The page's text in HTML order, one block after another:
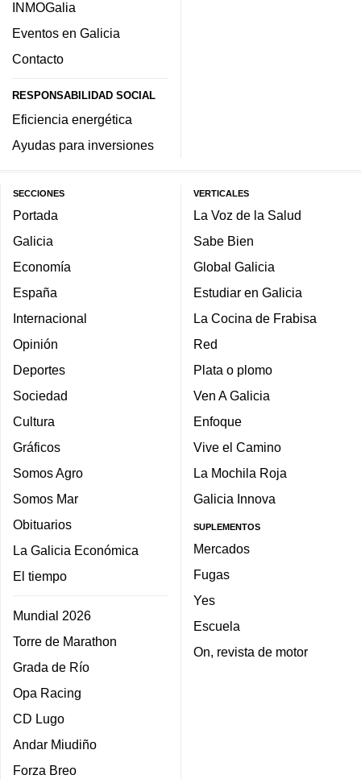
INMOGalia
Eventos en Galicia
Contacto
RESPONSABILIDAD SOCIAL
Eficiencia energética
Ayudas para inversiones
SECCIONES
Portada
Galicia
Economía
España
Internacional
Opinión
Deportes
Sociedad
Cultura
Gráficos
Somos Agro
Somos Mar
Obituarios
La Galicia Económica
El tiempo
Mundial 2026
Torre de Marathon
Grada de Río
Opa Racing
CD Lugo
Andar Miudiño
Forza Breo
VERTICALES
La Voz de la Salud
Sabe Bien
Global Galicia
Estudiar en Galicia
La Cocina de Frabisa
Red
Plata o plomo
Ven A Galicia
Enfoque
Vive el Camino
La Mochila Roja
Galicia Innova
SUPLEMENTOS
Mercados
Fugas
Yes
Escuela
On, revista de motor